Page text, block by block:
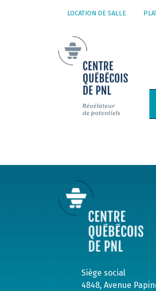
LOCATION DE SALLE
Siège social
4848, Avenue